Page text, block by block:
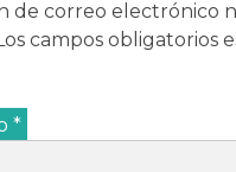
de correo electrónico
campos obligatorios
*